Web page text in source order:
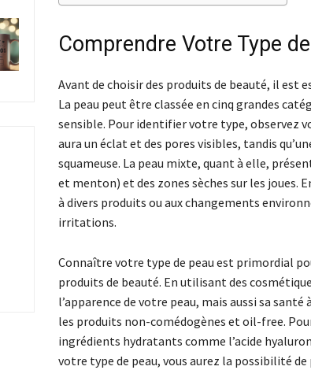
Comprendre Votre Type
Avant de choisir des produits de beauté, il est
La peau peut être classée en cinq grandes
sensible. Pour identifier votre type, observez
aura un éclat et des pores visibles, tandis
squameuse. La peau mixte, quant à elle,
et menton) et des zones sèches sur les joues.
à divers produits ou aux changements
irritations.
Connaître votre type de peau est primordial
produits de beauté. En utilisant des
l’apparence de votre peau, mais aussi sa
les produits non-comédogènes et oil-free.
ingrédients hydratants comme l’acide
votre type de peau, vous aurez la possibilité